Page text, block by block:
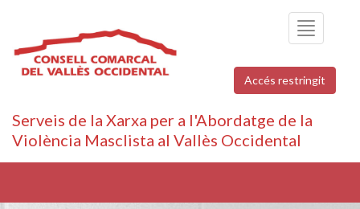
Toggle
navigation
Accés restringit
Serveis de la Xarxa per a l'Abordatge de la
Violència Masclista al Vallès Occidental